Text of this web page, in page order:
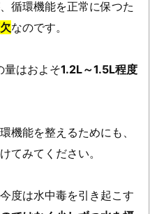
循環機能を正常に保つた
なのです。
量はおよそ1.2L～1.5L程度
機能を整えるためにも、
てみてください。
度は水中毒を引き起こす